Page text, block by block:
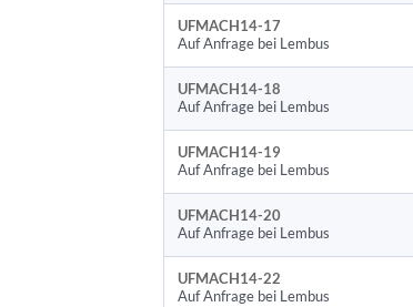
UFMACH14-17
Auf Anfrage bei Lembus
UFMACH14-18
Auf Anfrage bei Lembus
UFMACH14-19
Auf Anfrage bei Lembus
UFMACH14-20
Auf Anfrage bei Lembus
UFMACH14-22
Auf Anfrage bei Lembus